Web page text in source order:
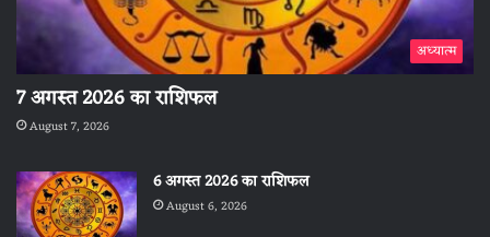
अध्यात्म
7 अगस्त 2026 का राशिफल
August 7, 2026
6 अगस्त 2026 का राशिफल
August 6, 2026